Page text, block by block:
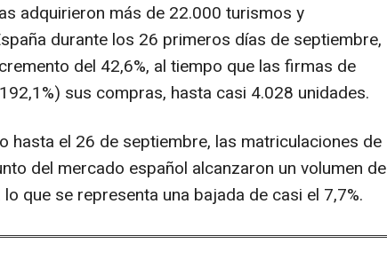
adquirieron más de 22.000 turismos y
durante los 26 primeros días de septiembre,
del 42,6%, al tiempo que las firmas de
sus compras, hasta casi 4.028 unidades.
hasta el 26 de septiembre, las matriculaciones de
del mercado español alcanzaron un volumen de
que se representa una bajada de casi el 7,7%.